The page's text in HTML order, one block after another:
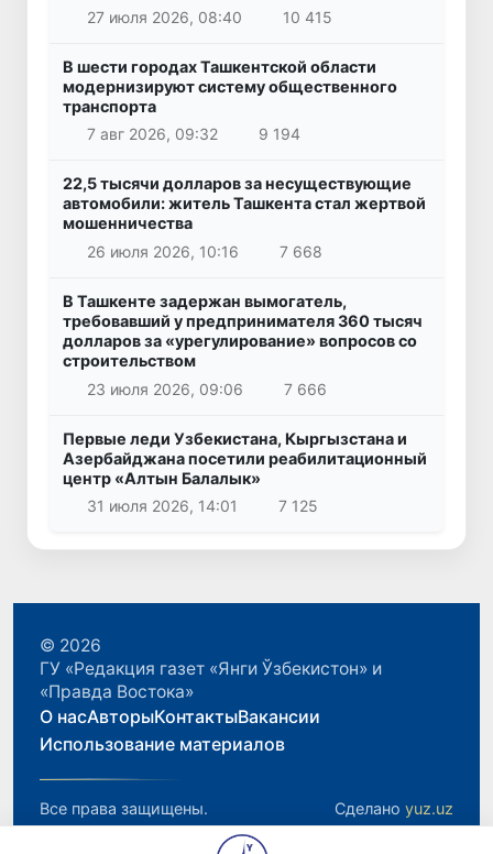
27 июля 2026, 08:40
10 415
В шести городах Ташкентской области
модернизируют систему общественного
транспорта
7 авг 2026, 09:32
9 194
22,5 тысячи долларов за несуществующие
автомобили: житель Ташкента стал жертвой
мошенничества
26 июля 2026, 10:16
7 668
В Ташкенте задержан вымогатель,
требовавший у предпринимателя 360 тысяч
долларов за «урегулирование» вопросов со
строительством
23 июля 2026, 09:06
7 666
Первые леди Узбекистана, Кыргызстана и
Азербайджана посетили реабилитационный
центр «Алтын Балалык»
31 июля 2026, 14:01
7 125
© 2026
ГУ «Редакция газет «Янги Ўзбекистон» и
«Правда Востока»
О насАвторыКонтактыВакансии
Использование материалов
Все права защищены. Сделано yuz.uz